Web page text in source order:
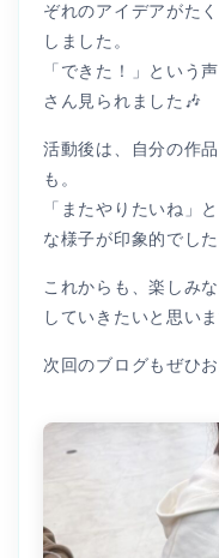
ぞれのアイデアがた
しました。
「できた！」という
さん見られました🎶
活動後は、自分の作
も。
「またやりたいね」
な様子が印象的でした
これからも、楽しみ
していきたいと思い
次回のブログもぜひ